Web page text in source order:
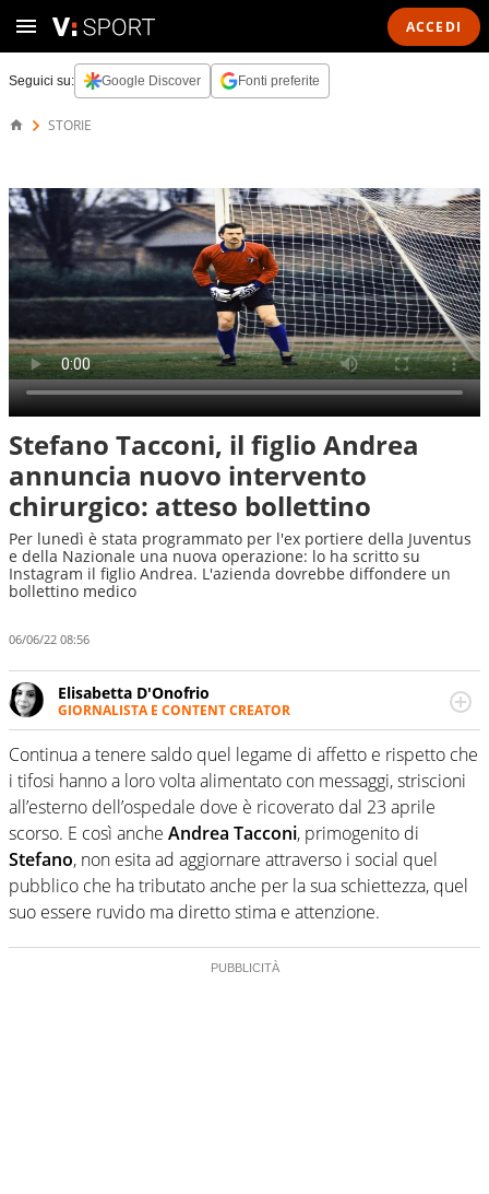
ACCEDI
Seguici su: Google Discover Fonti preferite
STORIE
Stefano Tacconi, il figlio Andrea
annuncia nuovo intervento
chirurgico: atteso bollettino
Per lunedì è stata programmato per l'ex portiere della Juventus
e della Nazionale una nuova operazione: lo ha scritto su
Instagram il figlio Andrea. L'azienda dovrebbe diffondere un
bollettino medico
06/06/22 08:56
Elisabetta D'Onofrio
GIORNALISTA E CONTENT CREATOR
Giornalista professionista dal 2007, scrive per curiosità
personale e necessità: soprattutto di calcio, di sport e dei
suoi protagonisti, concedendosi innocenti evasioni
nell'ambito della creazione di format. Un tempo ala
destra, oggi si sente a suo agio nel ruolo di libero. Cura
una classifica riservata dei migliori 5 calciatori di sempre.
Continua a tenere saldo quel legame di affetto e rispetto che
i tifosi hanno a loro volta alimentato con messaggi, striscioni
all’esterno dell’ospedale dove è ricoverato dal 23 aprile
scorso. E così anche Andrea Tacconi, primogenito di
Stefano, non esita ad aggiornare attraverso i social quel
pubblico che ha tributato anche per la sua schiettezza, quel
suo essere ruvido ma diretto stima e attenzione.